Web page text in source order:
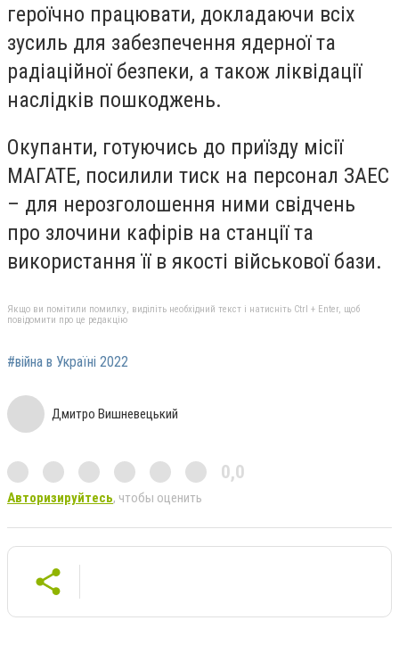
героїчно працювати, докладаючи всіх
зусиль для забезпечення ядерної та
радіаційної безпеки, а також ліквідації
наслідків пошкоджень.
Окупанти, готуючись до приїзду місії
МАГАТЕ, посилили тиск на персонал ЗАЕС
– для нерозголошення ними свідчень
про злочини кафірів на станції та
використання її в якості військової бази.
Якщо ви помітили помилку, виділіть необхідний текст і натисніть Ctrl + Enter, щоб
повідомити про це редакцію
#війна в Україні 2022
Дмитро Вишневецький
0,0
Авторизируйтесь, чтобы оценить